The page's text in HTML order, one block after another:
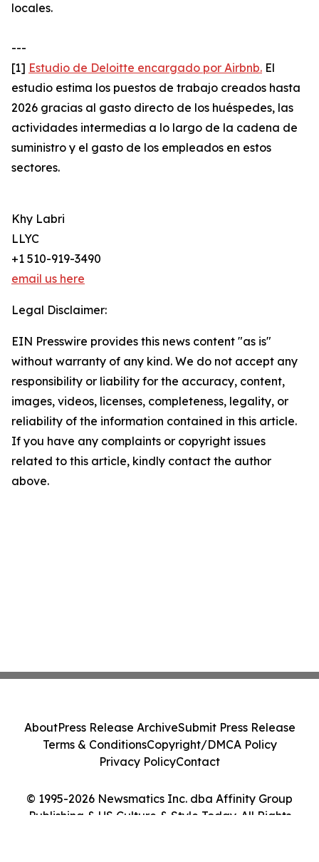
locales.
---
[1] Estudio de Deloitte encargado por Airbnb. El
estudio estima los puestos de trabajo creados hasta
2026 gracias al gasto directo de los huéspedes, las
actividades intermedias a lo largo de la cadena de
suministro y el gasto de los empleados en estos
sectores.
Khy Labri
LLYC
+1 510-919-3490
email us here
Legal Disclaimer:
EIN Presswire provides this news content "as is"
without warranty of any kind. We do not accept any
responsibility or liability for the accuracy, content,
images, videos, licenses, completeness, legality, or
reliability of the information contained in this article.
If you have any complaints or copyright issues
related to this article, kindly contact the author
above.
© 1995-2026 Newsmatics Inc. dba Affinity Group
Publishing & US Culture & Style Today. All Rights
AboutPress Release ArchiveSubmit Press Release
Terms & ConditionsCopyright/DMCA Policy
Privacy PolicyContact